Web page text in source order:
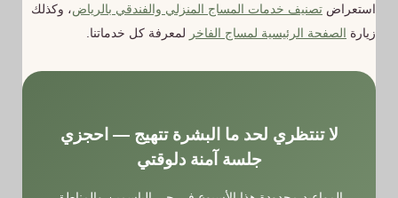
استعراض تصنيف خدمات المساج المنزلي والفندقي بالرياض، وكذلك
زيارة الصفحة الرئيسية لمساج الفاخر لمعرفة كل خدماتنا.
لا تنتظري لحد ما البشرة تتهيج — احجزي
جلسة آمنة دلوقتي